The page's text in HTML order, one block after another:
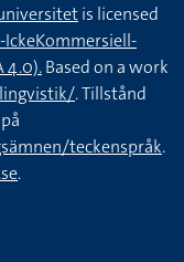
is licensed
4.0).Based on a work
. Tillstånd
teckenspråk.
.